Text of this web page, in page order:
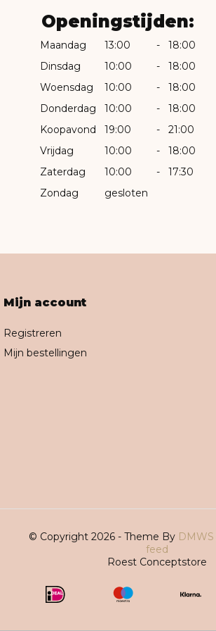
Openingstijden:
Maandag 13:00 -
18:00
Dinsdag
10:00 -
18:00
Woensdag
10:00 -
18:00
Donderdag
10:00 -
18:00
Koopavond
19:00 -
21:00
Vrijdag
10:00 -
18:00
Zaterdag
10:00 -
17:30
Zondag
gesloten
Mijn account
Registreren
Mijn bestellingen
© Copyright 2026 - Theme By DMWS
feed
Roest Conceptstore